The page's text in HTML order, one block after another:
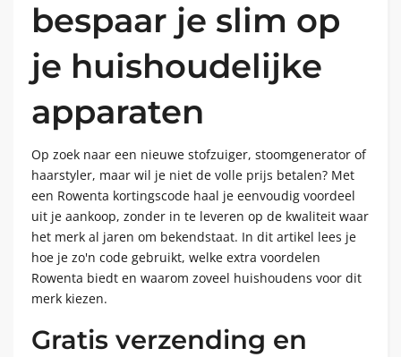
bespaar je slim op
je huishoudelijke
apparaten
Op zoek naar een nieuwe stofzuiger, stoomgenerator of
haarstyler, maar wil je niet de volle prijs betalen? Met
een Rowenta kortingscode haal je eenvoudig voordeel
uit je aankoop, zonder in te leveren op de kwaliteit waar
het merk al jaren om bekendstaat. In dit artikel lees je
hoe je zo'n code gebruikt, welke extra voordelen
Rowenta biedt en waarom zoveel huishoudens voor dit
merk kiezen.
Gratis verzending en